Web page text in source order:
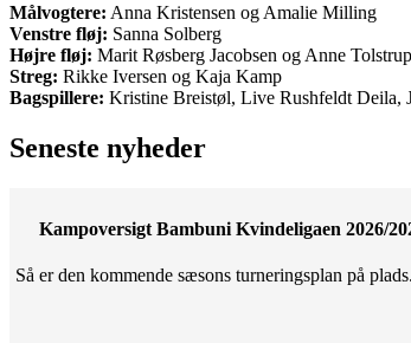
Målvogtere: Anna Kristensen og Amalie Milling
Venstre fløj: Sanna Solberg
Højre fløj: Marit Røsberg Jacobsen og Anne
Streg: Rikke Iversen og Kaja Kamp
Bagspillere: Kristine Breistøl, Live Rushfeldt Deila,
Seneste nyheder
Kampoversigt Bambuni Kvindeligaen 2026/
Så er den kommende sæsons turneringsplan på